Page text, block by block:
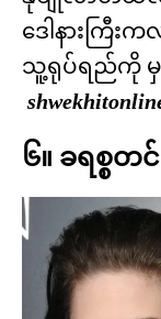
ဒေါနားကြီး
သူ့ရုပ်ရည်ကို မှ
၆။ ခရစ္စတ